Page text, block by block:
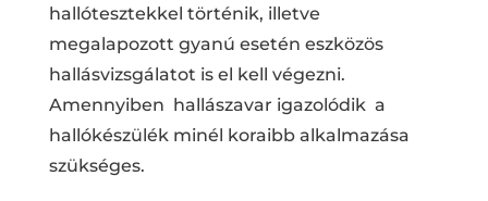
hallótesztekkel történik, illetve
megalapozott gyanú esetén eszközös
hallásvizsgálatot is el kell végezni.
Amennyiben hallászavar igazolódik a
hallókészülék minél koraibb alkalmazása
szükséges.